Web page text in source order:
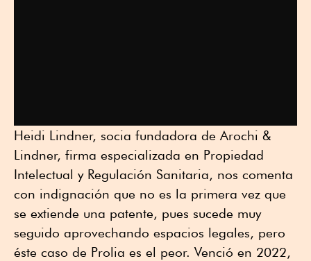
Heidi Lindner, socia fundadora de Arochi &
Lindner, firma especializada en Propiedad
Intelectual y Regulación Sanitaria, nos comenta
con indignación que no es la primera vez que
se extiende una patente, pues sucede muy
seguido aprovechando espacios legales, pero
éste caso de Prolia es el peor. Venció en 2022,